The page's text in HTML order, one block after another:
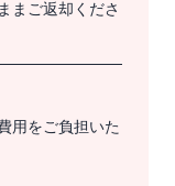
まご返却くださ
用をご負担いた